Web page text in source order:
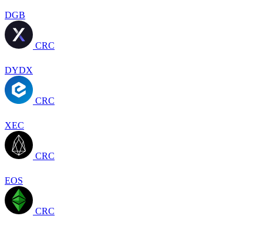
DGB
CRC
DYDX
CRC
XEC
CRC
EOS
CRC